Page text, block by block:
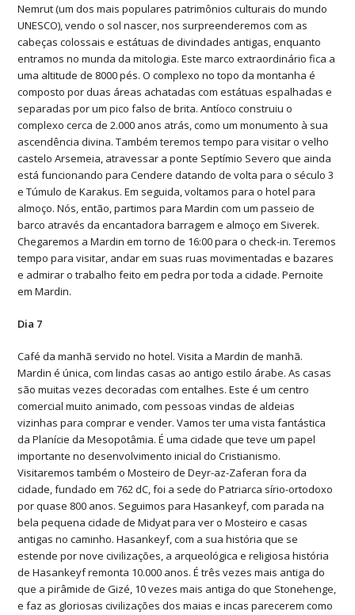
Nemrut (um dos mais populares patrimônios culturais do mundo
UNESCO), vendo o sol nascer, nos surpreenderemos com as
cabeças colossais e estátuas de divindades antigas, enquanto
entramos no munda da mitologia. Este marco extraordinário fica a
uma altitude de 8000 pés. O complexo no topo da montanha é
composto por duas áreas achatadas com estátuas espalhadas e
separadas por um pico falso de brita. Antíoco construiu o
complexo cerca de 2.000 anos atrás, como um monumento à sua
ascendência divina. Também teremos tempo para visitar o velho
castelo Arsemeia, atravessar a ponte Septímio Severo que ainda
está funcionando para Cendere datando de volta para o século 3
e Túmulo de Karakus. Em seguida, voltamos para o hotel para
almoço. Nós, então, partimos para Mardin com um passeio de
barco através da encantadora barragem e almoço em Siverek.
Chegaremos a Mardin em torno de 16:00 para o check-in. Teremos
tempo para visitar, andar em suas ruas movimentadas e bazares
e admirar o trabalho feito em pedra por toda a cidade. Pernoite
em Mardin.
Dia 7
Café da manhã servido no hotel. Visita a Mardin de manhã.
Mardin é única, com lindas casas ao antigo estilo árabe. As casas
são muitas vezes decoradas com entalhes. Este é um centro
comercial muito animado, com pessoas vindas de aldeias
vizinhas para comprar e vender. Vamos ter uma vista fantástica
da Planície da Mesopotâmia. É uma cidade que teve um papel
importante no desenvolvimento inicial do Cristianismo.
Visitaremos também o Mosteiro de Deyr-az-Zaferan fora da
cidade, fundado em 762 dC, foi a sede do Patriarca sírio-ortodoxo
por quase 800 anos. Seguimos para Hasankeyf, com parada na
bela pequena cidade de Midyat para ver o Mosteiro e casas
antigas no caminho. Hasankeyf, com a sua história que se
estende por nove civilizações, a arqueológica e religiosa história
de Hasankeyf remonta 10.000 anos. É três vezes mais antiga do
que a pirâmide de Gizé, 10 vezes mais antiga do que Stonehenge,
e faz as gloriosas civilizações dos maias e incas parecerem como